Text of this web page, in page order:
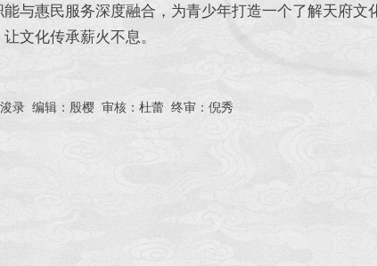
与惠民服务深度融合，为青少年打造一个了解天府
文化传承薪火不息。
编辑：殷樱 审核：杜蕾 终审：倪秀